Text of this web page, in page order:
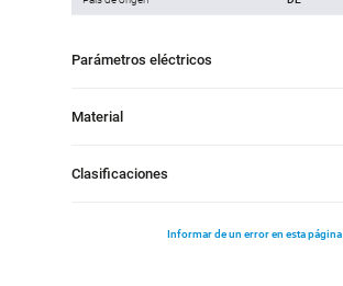
Parámetros eléctricos
Material
Clasificaciones
Informar de un error en esta página